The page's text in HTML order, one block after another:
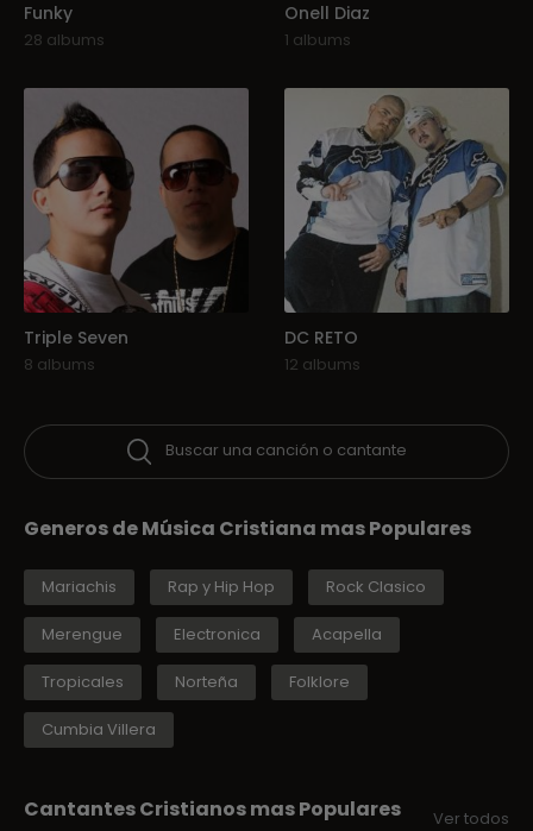
Funky
28 albums
Onell Diaz
1 albums
Triple Seven
8 albums
DC RETO
12 albums
Buscar una canción o cantante
Generos de Música Cristiana mas Populares
Mariachis Rap y Hip Hop Rock Clasico
Merengue Electronica Acapella
Tropicales Norteña Folklore
Cumbia Villera
Cantantes Cristianos mas Populares Ver todos